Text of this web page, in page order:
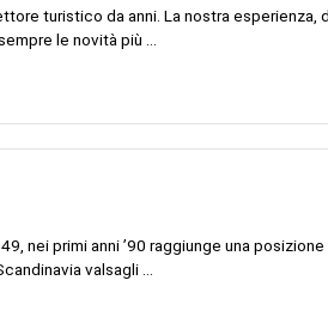
turistico da anni. La nostra esperienza,
le novità più ...
nei primi anni ’90 raggiunge una
valsagli ...